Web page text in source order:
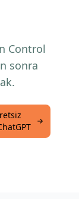
Control
sonra